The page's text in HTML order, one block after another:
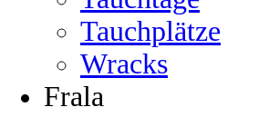
Tauchplätze
Wracks
Frala